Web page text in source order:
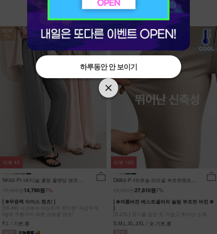
NEW
7%
NK62-PI-16/디슬 쿨링 올밴딩 팬츠
7%
14,790원
[ ❄️무중력 아이스 팬츠! ]
[55-88] 나크에서 야심차게 준비한! 체감무게
0g에 주름까지 예쁜 크링클 팬츠!
F,L / 기본,롱
리뷰 43
NEW
7%
DM62-P-10/르솜 리오셀 부츠컷팬츠
7%
27,810원
[ ❄️여름버전 베스트셀러의 슬림 부츠컷 버전 ❄️
]
[S-2XL] 공기를 입은 듯 가볍고 뛰어난 신축성
원단에 슬림함을 더한 부츠컷 팬츠!
S,M,L,XL,2XL / 숏,기본,롱
리뷰 100
하루동안 안 보이기
하루동안 안 보이기